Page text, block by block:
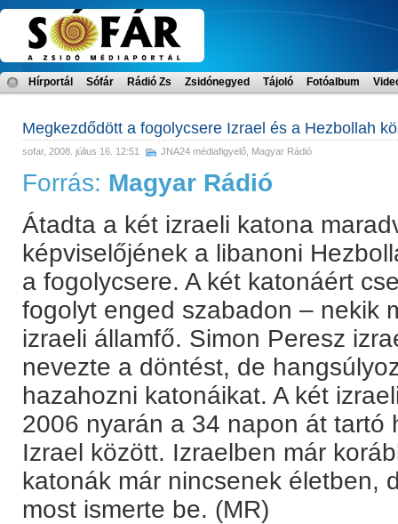
Hírportál Sófár Rádió Zs Zsidónegyed Tájoló Fotóalbum
Megkezdődött a fogolycsere Izrael és a Hezbollah
sofar, 2008. július 16. 12:51 JNA24 médiafigyelő Magyar Rádió
Forrás: Magyar Rádió
Átadta a két izraeli katona
képviselőjének a libanoni
a fogolycsere. A két katonáért
fogolyt enged szabadon – nekik
izraeli államfő. Simon Peresz
nevezte a döntést, de
hazahozni katonáikat. A két
2006 nyarán a 34 napon át tartó
Izrael között. Izraelben már
katonák már nincsenek életben,
most ismerte be. (MR)